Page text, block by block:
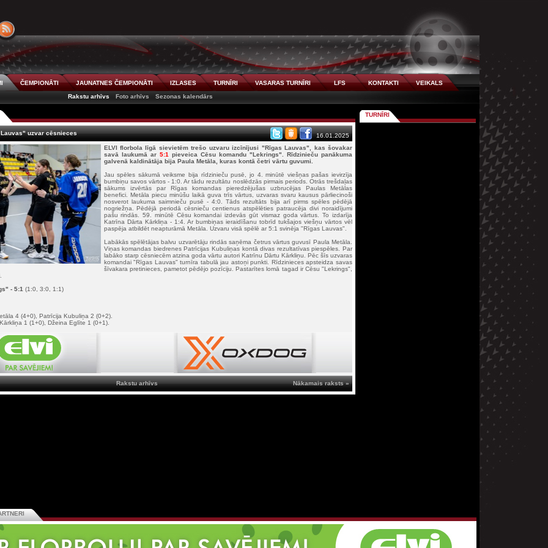
ČEMPIONĀTI JAUNATNES ČEMPIONĀTI IZLASES TURNĪRI VASARAS TURNĪRI LFS KONTAKTI
VEIKALS
Rakstu arhīvs
Foto arhīvs Sezonas kalendārs
uzvar cēsnieces
16.01.2025
ELVI florbola līgā sievietēm trešo uzvaru izcīnījusi "Rīgas Lauvas", kas šovakar
savā laukumā ar 5:1
pieveica Cēsu komandu "Lekrings". Rīdzinieču panākuma
galvenā kaldinātāja bija Paula Metāla, kuras kontā četri vārtu guvumi.
Jau spēles sākumā veiksme bija rīdzinieču pusē, jo 4. minūtē viešņas pašas ievirzīja
bumbiņu savos vārtos - 1:0. Ar tādu rezultātu noslēdzās pirmais periods. Otrās trešdaļas
sākums izvērtās par Rīgas komandas pieredzējušas uzbrucējas Paulas Metālas
benefici. Metāla piecu minūšu laikā guva trīs vārtus, uzvaras svaru kausus pārliecinoši
nosverot laukuma saimnieču pusē - 4:0. Tāds rezultāts bija arī pirms spēles pēdējā
nogriežņa. Pēdējā periodā cēsnieču centienus atspēlēties patraucēja divi noraidījumi
pašu rindās. 59. minūtē Cēsu komandai izdevās gūt vismaz goda vārtus. To izdarīja
Katrīna Dārta Kārkliņa - 1:4. Ar bumbiņas ieraidīšanu tobrīd tukšajos viešņu vārtos vēl
paspēja atbildēt neapturāmā Metāla. Uzvaru visā spēlē ar 5:1 svinēja "Rīgas Lauvas".
Labākās spēlētājas balvu uzvarētāju rindās saņēma četrus vārtus guvusī Paula Metāla.
Viņas komandas biedrenes Patrīcijas Kubuliņas kontā divas rezultatīvas piespēles. Par
labāko starp cēsniecēm atzina goda vārtu autori Katrīnu Dārtu Kārkliņu. Pēc šīs uzvaras
komandai "Rīgas Lauvas" turnīra tabulā jau astoņi punkti. Rīdzinieces apsteidza savas
šīvakara pretinieces, pametot pēdējo pozīciju. Pastarītes lomā tagad ir Cēsu "Lekrings",
- 5:1 (1:0, 3:0, 1:1)
4 (4+0), Patrīcija Kubuliņa 2 (0+2).
1 (1+0), Džeina Eglīte 1 (0+1).
Nākamais raksts »
Rakstu arhīvs
TURNĪRI